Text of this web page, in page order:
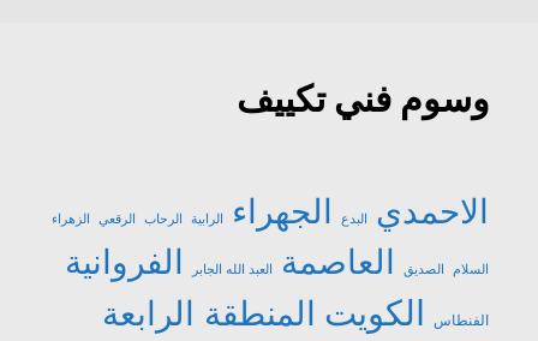
وسوم فني تكييف
الاحمدي البدع الجهراء الرابية الرحاب الرقعي الزهراء
السلام الصديق العاصمة العبد الله الجابر الفروانية
الفنطاس الكويت المنطقة الرابعة